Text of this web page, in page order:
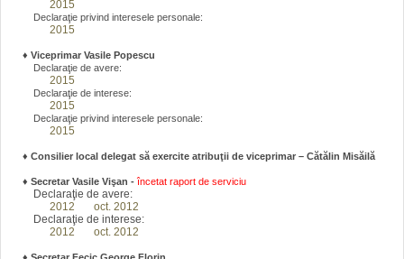
2015
Declaraţie privind interesele personale:
2015
♦ Viceprimar Vasile Popescu
Declaraţie de avere:
2015
Declaraţie de interese:
2015
Declaraţie privind interesele personale:
2015
♦ Consilier local delegat să exercite atribuţii de viceprimar – Cătălin Misăilă
♦ Secretar Vasile Vişan - încetat raport de serviciu
Declaraţie de avere:
2012
oct. 2012
Declaraţie de interese:
2012
oct. 2012